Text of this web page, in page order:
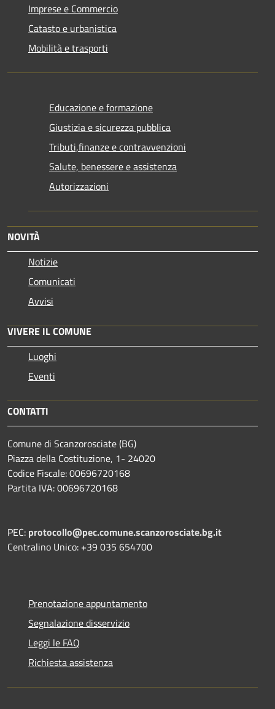
Imprese e Commercio
Catasto e urbanistica
Mobilità e trasporti
Educazione e formazione
Giustizia e sicurezza pubblica
Tributi,finanze e contravvenzioni
Salute, benessere e assistenza
Autorizzazioni
NOVITÀ
Notizie
Comunicati
Avvisi
VIVERE IL COMUNE
Luoghi
Eventi
CONTATTI
Comune di Scanzorosciate (BG)
Piazza della Costituzione, 1- 24020
Codice Fiscale: 00696720168
Partita IVA: 00696720168
PEC: protocollo@pec.comune.scanzorosciate.bg.it
Centralino Unico: +39 035 654700
Prenotazione appuntamento
Segnalazione disservizio
Leggi le FAQ
Richiesta assistenza